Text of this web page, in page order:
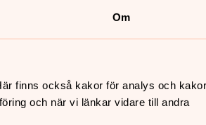
Om
finns också kakor för analys och kakor
och när vi länkar vidare till andra